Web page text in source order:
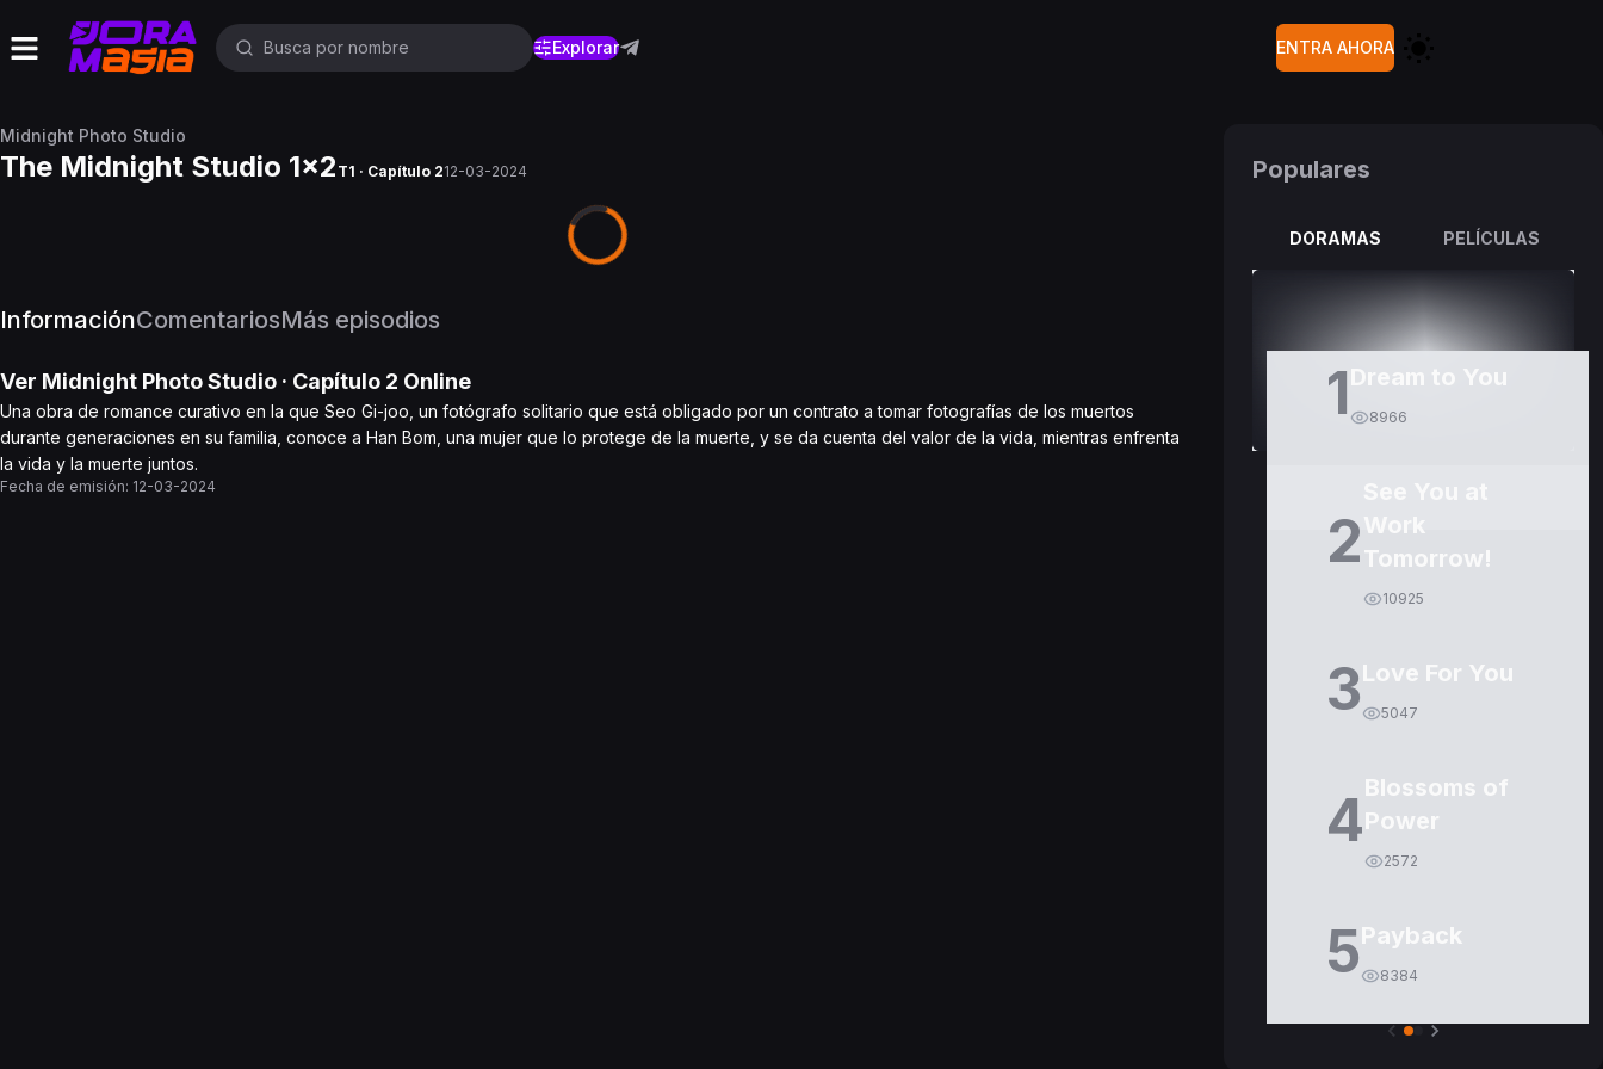
Explorar ENTRA AHORA
Midnight Photo Studio
The Midnight Studio 1x2 T1 · Capítulo 212-03-2024
InformaciónComentariosMás episodios
Ver Midnight Photo Studio · Capítulo 2 Online
Una obra de romance curativo en la que Seo Gi-joo, un fotógrafo solitario que está obligado por un contrato a tomar fotografías de los muertos
durante generaciones en su familia, conoce a Han Bom, una mujer que lo protege de la muerte, y se da cuenta del valor de la vida, mientras enfrenta
la vida y la muerte juntos.
Fecha de emisión: 12-03-2024
Populares
DORAMAS PELÍCULAS
1Dream to You
8966
2Work
Tomorrow!
10925
3Love For You
5047
4Blossoms of
Power
2572
5Payback
8384